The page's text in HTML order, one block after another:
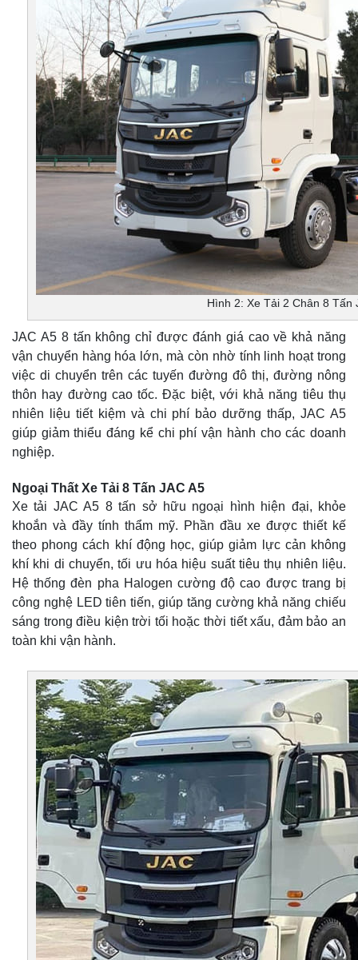
Hình 2: Xe Tải 2 Chân 8 Tấn
JAC A5 8 tấn không chỉ được đánh giá cao về khả năng
vận chuyển hàng hóa lớn, mà còn nhờ tính linh hoạt trong
việc di chuyển trên các tuyến đường đô thị, đường nông
thôn hay đường cao tốc. Đặc biệt, với khả năng tiêu thụ
nhiên liệu tiết kiệm và chi phí bảo dưỡng thấp, JAC A5
giúp giảm thiểu đáng kể chi phí vận hành cho các doanh
nghiệp.
Ngoại Thất Xe Tải 8 Tấn JAC A5
Xe tải JAC A5 8 tấn sở hữu ngoại hình hiện đại, khỏe
khoắn và đầy tính thẩm mỹ. Phần đầu xe được thiết kế
theo phong cách khí động học, giúp giảm lực cản không
khí khi di chuyển, tối ưu hóa hiệu suất tiêu thụ nhiên liệu.
Hệ thống đèn pha Halogen cường độ cao được trang bị
công nghệ LED tiên tiến, giúp tăng cường khả năng chiếu
sáng trong điều kiện trời tối hoặc thời tiết xấu, đảm bảo an
toàn khi vận hành.